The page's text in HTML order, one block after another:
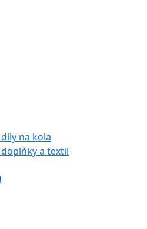
díly na kola
doplňky a textil